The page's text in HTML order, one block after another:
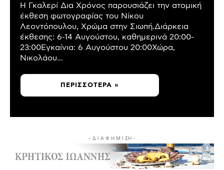
Η Γκαλερί Δια Χρόνος παρουσιάζει την ατομική
έκθεση φωτογραφίας του Νίκου
Λεοντόπουλου, Χρώμα στην Σιωπή.Διάρκεια
έκθεσης: 6-14 Αυγούστου, καθημερινά 20:00-
23:00Εγκαίνια: 6 Αυγούστου 20:00Χώρα,
Νικολάου...
ΠΕΡΙΣΣΌΤΕΡΑ »
- Δ Ι Α Φ Η Μ Ι ΣΗ -